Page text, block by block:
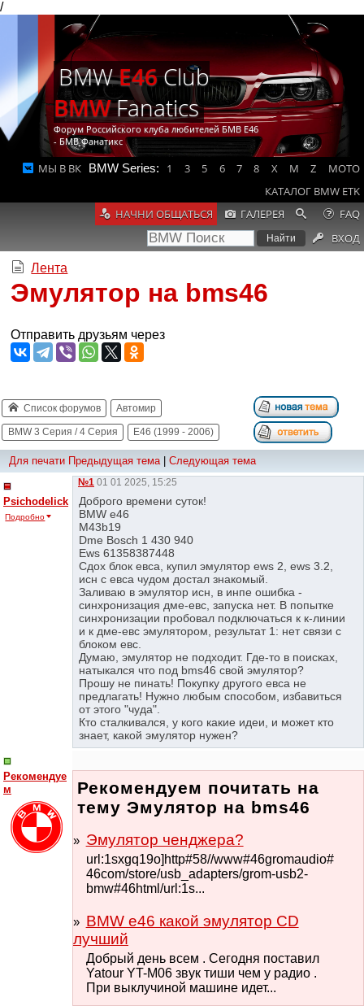
/
BMWE46Club
BMWFanatics
Форум Российского клуба любителей БМВ Е46
- БМВ Фанатикс
МЫ В ВК BMW Series: 1 3 5 6 7 8 X M Z
MOTO
КАТАЛОГ BMW ETK
НАЧНИ ОБЩАТЬСЯ
ГАЛЕРЕЯ
FAQ
ВХОД
Лента
Эмулятор на bms46
Отправить друзьям через
Список форумов Автомир
BMW 3 Серия / 4 Серия E46 (1999 - 2006)
Для печати Предыдущая тема| Следующая тема
Psichodelick
Подробно
№1 01 01 2025, 15:25
Доброго времени суток!
BMW e46
M43b19
Dme Bosch 1 430 940
Ews 61358387448
Сдох блок евса, купил эмулятор ews 2, ews 3.2,
исн с евса чудом достал знакомый.
Заливаю в эмулятор исн, в инпе ошибка -
синхронизация дме-евс, запуска нет. В попытке
синхронизации пробовал подключаться к к-линии
и к дме-евс эмулятором, результат 1: нет связи с
блоком евс.
Думаю, эмулятор не подходит. Где-то в поисках,
натыкался что под bms46 свой эмулятор?
Прошу не пинать! Покупку другого евса не
предлагать! Нужно любым способом, избавиться
от этого "чуда".
Кто сталкивался, у кого какие идеи, и может кто
знает, какой эмулятор нужен?
Рекомендуе
м
Рекомендуем почитать на
тему Эмулятор на bms46
Эмулятор ченджера?
url:1sxgq19o]http#58//www#46gromaudio#
46com/store/usb_adapters/grom-usb2-
bmw#46html/url:1s...
BMW e46 какой эмулятор CD
лучший
Добрый день всем . Сегодня поставил
Yatour YT-M06 звук тиши чем у радио .
При выклучиной машине идет...